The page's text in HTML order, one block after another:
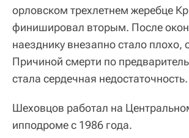
орловском трехлетнем жеребце
финишировал вторым. После
наезднику внезапно стало плохо,
Причиной смерти по
стала сердечная недостаточность.
Шеховцов работал на
ипподроме с 1986 года.